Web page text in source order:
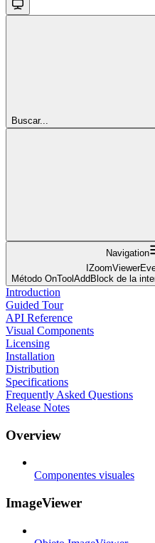
Buscar...
Navigation
Método OnToolAddBlock de la
Introduction
Guided Tour
API Reference
Visual Components
Licensing
Installation
Distribution
Specifications
Frequently Asked Questions
Release Notes
Overview
Componentes visuales
ImageViewer